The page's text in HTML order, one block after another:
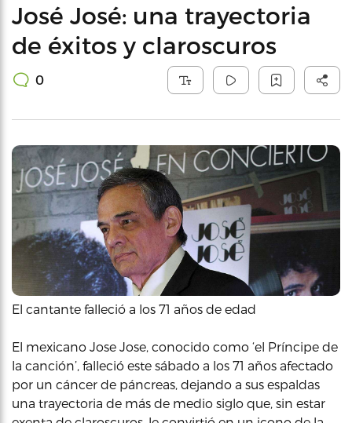
José José: una trayectoria
de éxitos y claroscuros
0
El cantante falleció a los 71 años de edad
El mexicano Jose Jose, conocido como ‘el Príncipe de
la canción’, falleció este sábado a los 71 años afectado
por un cáncer de páncreas, dejando a sus espaldas
una trayectoria de más de medio siglo que, sin estar